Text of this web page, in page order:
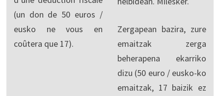
(un don de 50 euros /
eusko ne vous en
coûtera que 17).
Zergapean bazira, zure
emaitzak zerga
beherapena ekarriko
dizu (50 euro / eusko-ko
emaitzak, 17 baizik ez